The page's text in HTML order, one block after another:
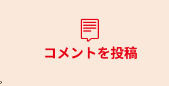
コメントを投稿